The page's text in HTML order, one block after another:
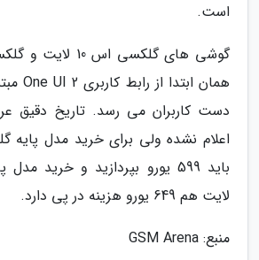
است.
دست کاربران می رسد. تاریخ دقیق
لایت هم 649 یورو هزینه در پی دارد.
منبع: GSM Arena